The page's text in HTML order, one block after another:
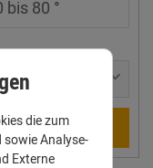
die zum
Analyse-
Externe